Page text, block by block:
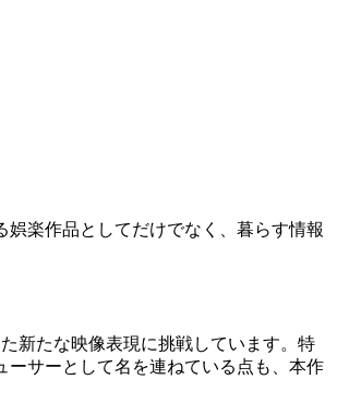
楽作品としてだけでなく、暮らす情報
新たな映像表現に挑戦しています。特
ーサーとして名を連ねている点も、本作